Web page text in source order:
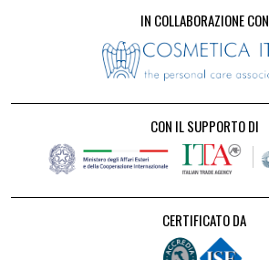
IN COLLABORAZIONE CON
CON IL SUPPORTO DI
CERTIFICATO DA